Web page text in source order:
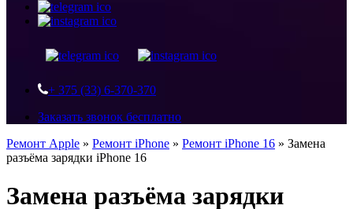
+ 375 (33) 6-370-370
Заказать звонок бесплатно
Ремонт Apple » Ремонт iPhone » Ремонт iPhone 16 » Замена
разъёма зарядки iPhone 16
Замена разъёма зарядки